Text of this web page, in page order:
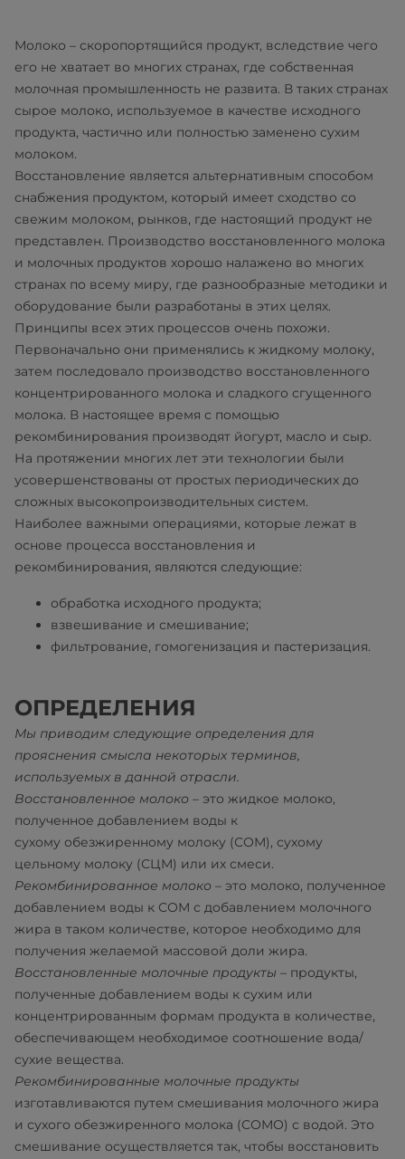
Молоко – скоропортящийся продукт, вследствие чего
его не хватает во многих странах, где собственная
молочная промышленность не развита. В таких странах
сырое молоко, используемое в качестве исходного
продукта, частично или полностью заменено сухим
молоком.
Восстановление является альтернативным способом
снабжения продуктом, который имеет сходство со
свежим молоком, рынков, где настоящий продукт не
представлен. Производство восстановленного молока
и молочных продуктов хорошо налажено во многих
странах по всему миру, где разнообразные методики и
оборудование были разработаны в этих целях.
Принципы всех этих процессов очень похожи.
Первоначально они применялись к жидкому молоку,
затем последовало производство восстановленного
концентрированного молока и сладкого сгущенного
молока. В настоящее время с помощью
рекомбинирования производят йогурт, масло и сыр.
На протяжении многих лет эти технологии были
усовершенствованы от простых периодических до
сложных высокопроизводительных систем.
Наиболее важными операциями, которые лежат в
основе процесса восстановления и
рекомбинирования, являются следующие:
обработка исходного продукта;
взвешивание и смешивание;
фильтрование, гомогенизация и пастеризация.
ОПРЕДЕЛЕНИЯ
Мы приводим следующие определения для
прояснения смысла некоторых терминов,
используемых в данной отрасли.
Восстановленное молоко – это жидкое молоко,
полученное добавлением воды к
сухому обезжиренному молоку (СОМ), сухому
цельному молоку (СЦМ) или их смеси.
Рекомбинированное молоко – это молоко, полученное
добавлением воды к СОМ с добавлением молочного
жира в таком количестве, которое необходимо для
получения желаемой массовой доли жира.
Восстановленные молочные продукты – продукты,
полученные добавлением воды к сухим или
концентрированным формам продукта в количестве,
обеспечивающем необходимое соотношение вода/
сухие вещества.
Рекомбинированные молочные продукты
изготавливаются путем смешивания молочного жира
и сухого обезжиренного молока (СОМО) с водой. Это
смешивание осуществляется так, чтобы восстановить